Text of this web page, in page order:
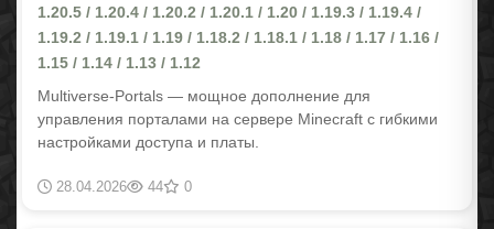
1.20.5 / 1.20.4 / 1.20.2 / 1.20.1 / 1.20 / 1.19.3 / 1.19.4 /
1.19.2 / 1.19.1 / 1.19 / 1.18.2 / 1.18.1 / 1.18 / 1.17 / 1.16 /
1.15 / 1.14 / 1.13 / 1.12
Multiverse-Portals — мощное дополнение для
управления порталами на сервере Minecraft с гибкими
настройками доступа и платы.
28.04.2026 44 0